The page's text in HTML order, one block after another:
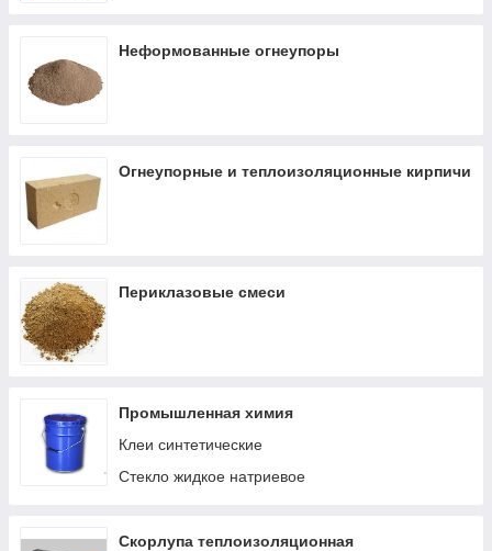
Неформованные огнеупоры
Огнеупорные и теплоизоляционные кирпичи
Периклазовые смеси
Промышленная химия
Клеи синтетические
Стекло жидкое натриевое
Скорлупа теплоизоляционная